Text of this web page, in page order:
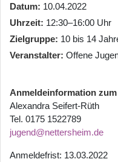
Datum 10.04.2022
Uhrzeit 12:30–16:00 Uhr
Zielgruppe 10 bis 14
Veranstalter Offene
Anmeldeinformation
Alexandra Seifert-Rüth
Tel. 0175 1522789
jugend@nettersheim.de
Anmeldefrist: 13.03.2022